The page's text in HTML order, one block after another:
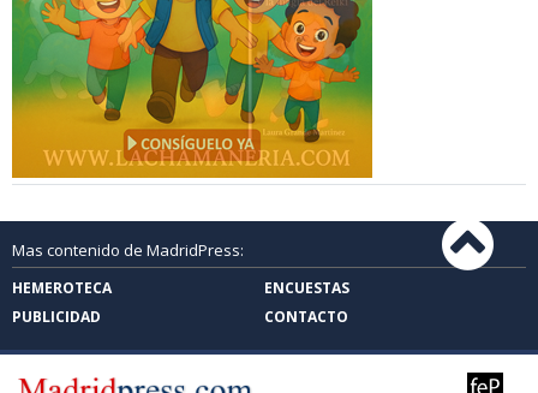
Mas contenido de MadridPress:
HEMEROTECA
ENCUESTAS
PUBLICIDAD
CONTACTO